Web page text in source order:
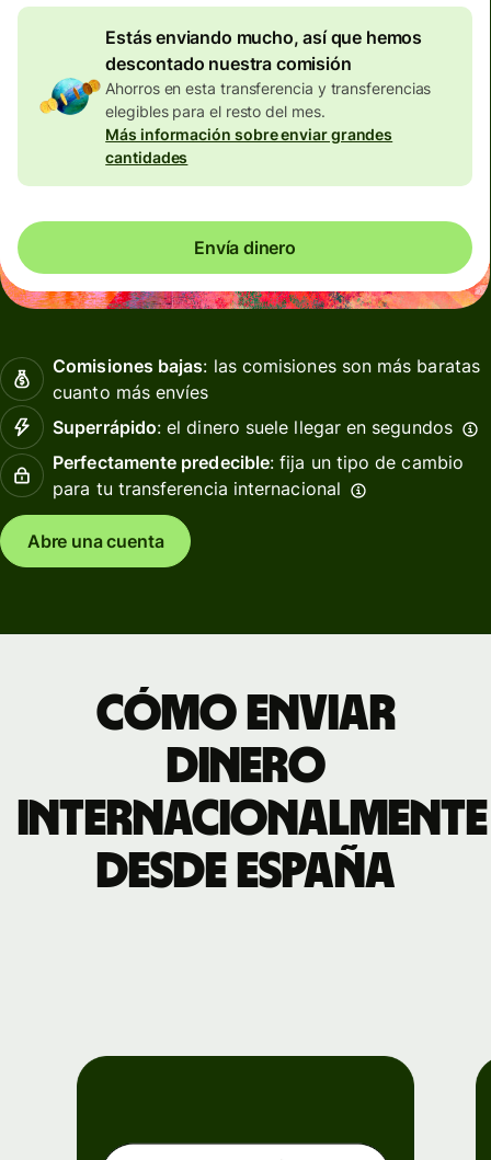
Estás enviando mucho, así que hemos
descontado nuestra comisión
Ahorros en esta transferencia y transferencias
elegibles para el resto del mes.
Más información sobre enviar grandes
cantidades
Envía dinero
Comisiones bajas: las comisiones son más baratas
cuanto más envíes
Superrápido: el dinero suele llegar en segundos
Perfectamente predecible: fija un tipo de cambio
para tu transferencia internacional
Abre una cuenta
Cómo enviar
dinero
internacionalmente
desde España